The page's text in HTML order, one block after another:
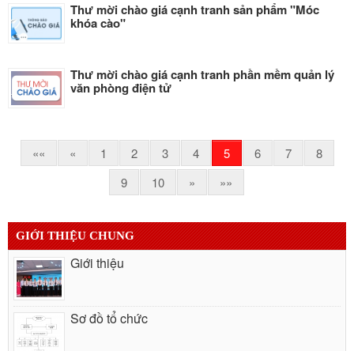
Thư mời chào giá cạnh tranh sản phẩm "Móc
khóa cào"
Thư mời chào giá cạnh tranh phần mềm quản lý
văn phòng điện tử
«« « 1 2 3 4 5 6 7
8
9
10 » »»
GIỚI THIỆU CHUNG
Giới thiệu
Sơ đồ tổ chức